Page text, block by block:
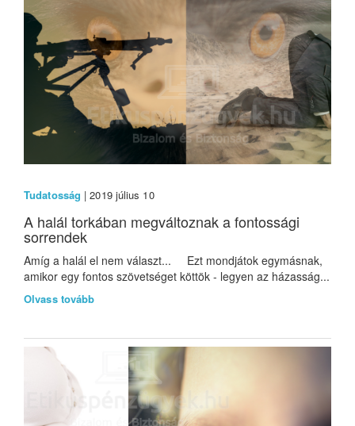
Tudatosság | 2019 július 10
A halál torkában megváltoznak a fontossági
sorrendek
Amíg a halál el nem választ... Ezt mondjátok egymásnak,
amikor egy fontos szövetséget köttök - legyen az házasság...
Olvass tovább